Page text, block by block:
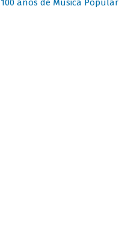
anos de Música Popular